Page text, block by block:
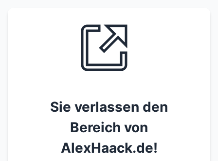
Sie verlassen den
Bereich von
AlexHaack.de!